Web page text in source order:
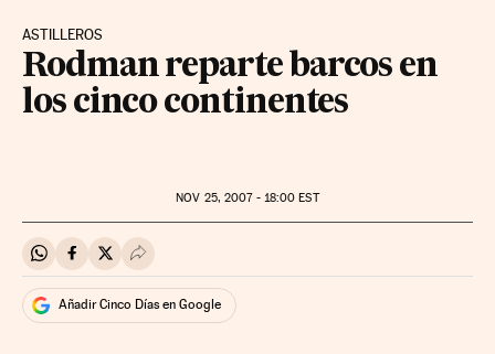
ASTILLEROS
Rodman reparte barcos en
los cinco continentes
NOV 25, 2007 - 18:00 EST
Compartir en Whatsapp
Compartir en Facebook
Compartir en Twitter
Desplegar Redes Sociales
Añadir Cinco Días en Google